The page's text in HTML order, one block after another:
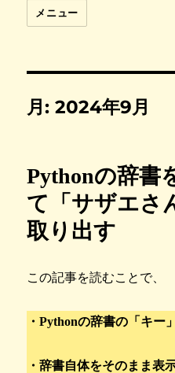
メニュー
月:2024年9月
Pythonの辞書
て「サザエさ
取り出す
この記事を読むことで、
・Pythonの辞書の「キー
・辞書自体をそのまま表